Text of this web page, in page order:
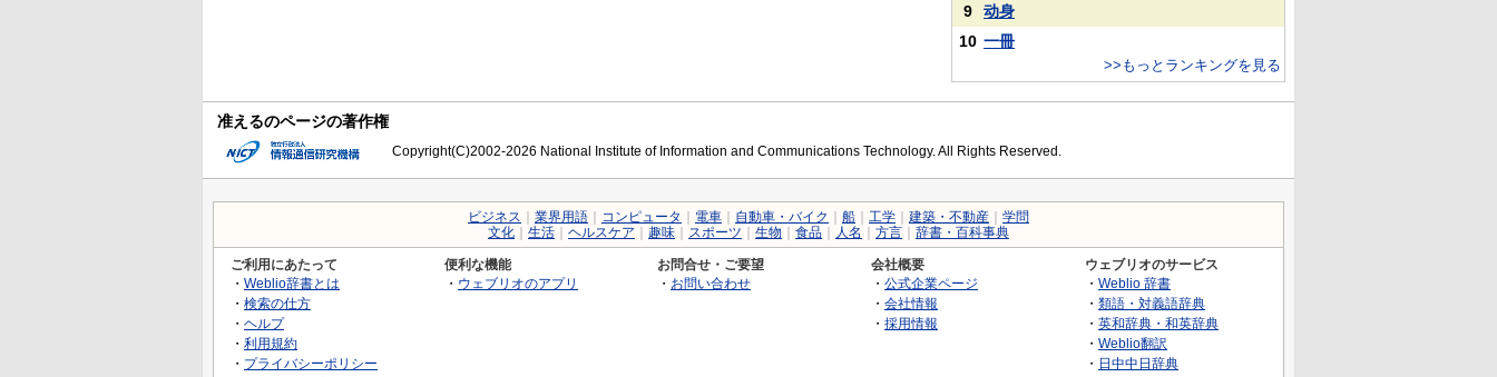
9
动身
10 一冊
>>もっとランキングを見る
准えるのページの著作権
Copyright(C)2002-2026 National Institute of Information and Communications Technology. All Rights Reserved.
ビジネス 業界用語 コンピュータ 電車 自動車・バイク 船 工学 建築・不動産
学問
文化
生活 ヘルスケア 趣味 スポーツ 生物 食品 人名 方言 辞書・百科事典
ご利用にあたって
・ Weblio辞書とは
・ 検索の仕方
・ ヘルプ
・ 利用規約
・ プライバシーポリシー
便利な機能
・ ウェブリオのアプリ
お問合せ・ご要望
・ お問い合わせ
会社概要
・ 公式企業ページ
・ 会社情報
・ 採用情報
ウェブリオのサービス
・ Weblio 辞書
・ 類語・対義語辞典
・ 英和辞典・和英辞典
・ Weblio翻訳
・ 日中中日辞典